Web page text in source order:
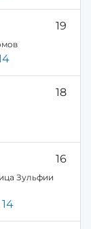
19
18
16
Зульфии